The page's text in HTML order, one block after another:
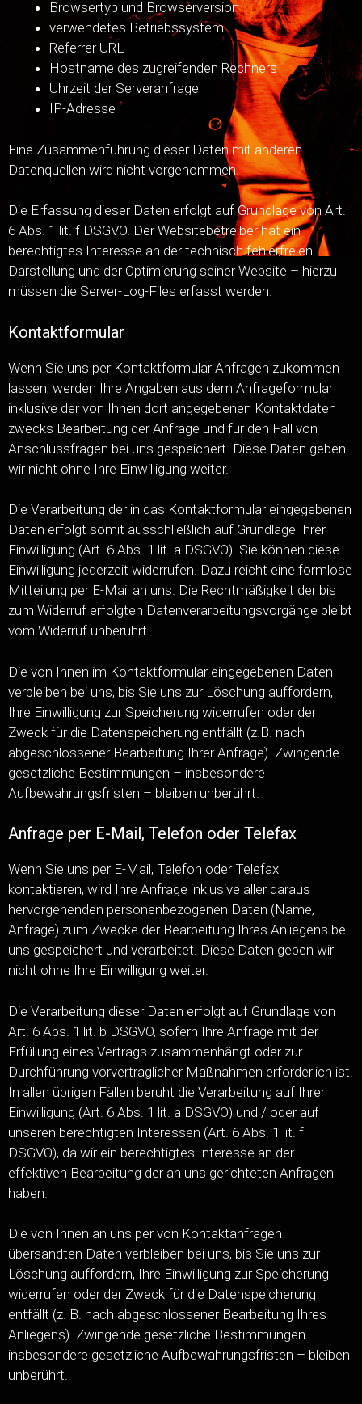
Browsertyp und Browserversion
verwendetes Betriebssystem
Referrer URL
Hostname des zugreifenden Rechners
Uhrzeit der Serveranfrage
IP-Adresse
Eine Zusammenführung dieser Daten mit anderen
Datenquellen wird nicht vorgenommen.
Die Erfassung dieser Daten erfolgt auf Grundlage von Art.
6 Abs. 1 lit. f DSGVO. Der Websitebetreiber hat ein
berechtigtes Interesse an der technisch fehlerfreien
Darstellung und der Optimierung seiner Website – hierzu
müssen die Server-Log-Files erfasst werden.
Kontaktformular
Wenn Sie uns per Kontaktformular Anfragen zukommen
lassen, werden Ihre Angaben aus dem Anfrageformular
inklusive der von Ihnen dort angegebenen Kontaktdaten
zwecks Bearbeitung der Anfrage und für den Fall von
Anschlussfragen bei uns gespeichert. Diese Daten geben
wir nicht ohne Ihre Einwilligung weiter.
Die Verarbeitung der in das Kontaktformular eingegebenen
Daten erfolgt somit ausschließlich auf Grundlage Ihrer
Einwilligung (Art. 6 Abs. 1 lit. a DSGVO). Sie können diese
Einwilligung jederzeit widerrufen. Dazu reicht eine formlose
Mitteilung per E-Mail an uns. Die Rechtmäßigkeit der bis
zum Widerruf erfolgten Datenverarbeitungsvorgänge bleibt
vom Widerruf unberührt.
Die von Ihnen im Kontaktformular eingegebenen Daten
verbleiben bei uns, bis Sie uns zur Löschung auffordern,
Ihre Einwilligung zur Speicherung widerrufen oder der
Zweck für die Datenspeicherung entfällt (z.B. nach
abgeschlossener Bearbeitung Ihrer Anfrage). Zwingende
gesetzliche Bestimmungen – insbesondere
Aufbewahrungsfristen – bleiben unberührt.
Anfrage per E-Mail, Telefon oder Telefax
Wenn Sie uns per E-Mail, Telefon oder Telefax
kontaktieren, wird Ihre Anfrage inklusive aller daraus
hervorgehenden personenbezogenen Daten (Name,
Anfrage) zum Zwecke der Bearbeitung Ihres Anliegens bei
uns gespeichert und verarbeitet. Diese Daten geben wir
nicht ohne Ihre Einwilligung weiter.
Die Verarbeitung dieser Daten erfolgt auf Grundlage von
Art. 6 Abs. 1 lit. b DSGVO, sofern Ihre Anfrage mit der
Erfüllung eines Vertrags zusammenhängt oder zur
Durchführung vorvertraglicher Maßnahmen erforderlich ist.
In allen übrigen Fällen beruht die Verarbeitung auf Ihrer
Einwilligung (Art. 6 Abs. 1 lit. a DSGVO) und / oder auf
unseren berechtigten Interessen (Art. 6 Abs. 1 lit. f
DSGVO), da wir ein berechtigtes Interesse an der
effektiven Bearbeitung der an uns gerichteten Anfragen
haben.
Die von Ihnen an uns per von Kontaktanfragen
übersandten Daten verbleiben bei uns, bis Sie uns zur
Löschung auffordern, Ihre Einwilligung zur Speicherung
widerrufen oder der Zweck für die Datenspeicherung
entfällt (z. B. nach abgeschlossener Bearbeitung Ihres
Anliegens). Zwingende gesetzliche Bestimmungen –
insbesondere gesetzliche Aufbewahrungsfristen – bleiben
unberührt.